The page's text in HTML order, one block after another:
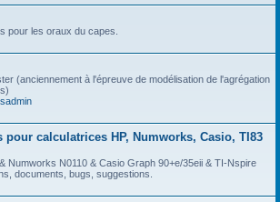
pour les oraux du capes.
(anciennement à l'épreuve de modélisation de l'agrégation
pour calculatrices HP, Numworks, Casio, TI83
Numworks N0110 & Casio Graph 90+e/35eii & TI-Nspire
documents, bugs, suggestions.